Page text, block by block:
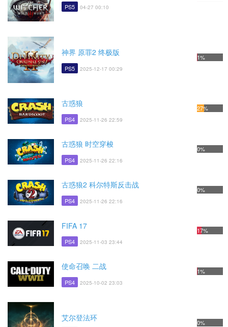
PS5 04-27 00:10
神界 原罪2 终极版
PS5 2025-12-17 00:29
1%
古惑狼
PS4 2025-11-26 22:59
27%
古惑狼 时空穿梭
PS4 2025-11-26 22:16
0%
古惑狼2 科尔特斯反击战
PS4 2025-11-26 22:16
0%
FIFA 17
PS4 2025-11-03 23:44
17%
使命召唤 二战
PS4 2025-10-02 23:03
1%
艾尔登法环 0%